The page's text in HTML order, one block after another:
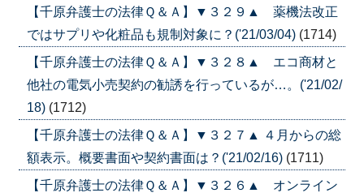
【千原弁護士の法律Ｑ＆Ａ】▼３２９▲ 薬機法改正
ではサプリや化粧品も規制対象に？('21/03/04) (1714)
【千原弁護士の法律Ｑ＆Ａ】▼３２８▲ エコ商材と
他社の電気小売契約の勧誘を行っているが…。('21/02/
18) (1712)
【千原弁護士の法律Ｑ＆Ａ】▼３２７▲ ４月からの総
額表示。概要書面や契約書面は？('21/02/16) (1711)
【千原弁護士の法律Ｑ＆Ａ】▼３２６▲ オンライン